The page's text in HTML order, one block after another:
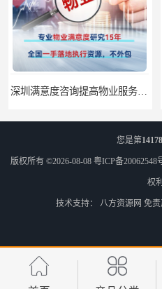
深圳满意度咨询提高物业服务满意度调查方案
您是第
版权所有 ©2026-08-08 粤ICP备20062548
权利.
技术支持： 八方资源网 免责